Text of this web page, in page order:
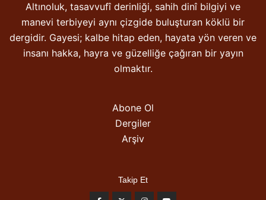
Altınoluk, tasavvufî derinliği, sahih dinî bilgiyi ve
manevi terbiyeyi aynı çizgide buluşturan köklü bir
dergidir. Gayesi; kalbe hitap eden, hayata yön veren ve
insanı hakka, hayra ve güzelliğe çağıran bir yayın
olmaktır.
Abone Ol
Dergiler
Arşiv
Takip Et